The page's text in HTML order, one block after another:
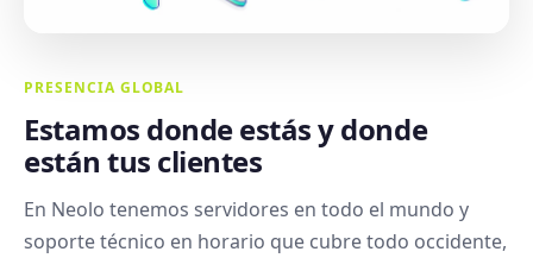
PRESENCIA GLOBAL
Estamos donde estás y donde
están tus clientes
En Neolo tenemos servidores en todo el mundo y
soporte técnico en horario que cubre todo occidente,